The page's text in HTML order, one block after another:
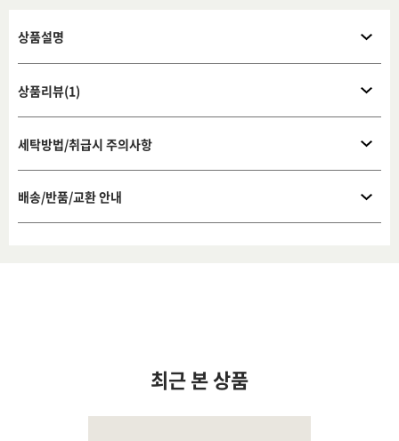
상품설명
상품리뷰(1)
세탁방법/취급시 주의사항
배송/반품/교환 안내
최근 본 상품